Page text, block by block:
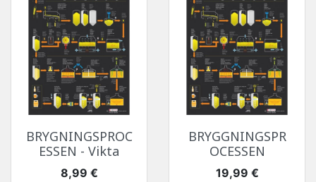
BRYGNINGSPROC
ESSEN - Vikta
Pris
8,99 €
BRYGGNINGSPR
OCESSEN
Pris
19,99 €